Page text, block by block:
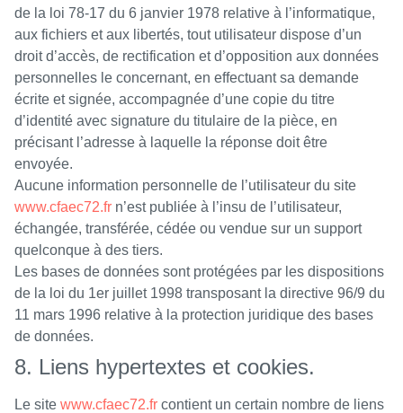
de la loi 78-17 du 6 janvier 1978 relative à l’informatique,
aux fichiers et aux libertés, tout utilisateur dispose d’un
droit d’accès, de rectification et d’opposition aux données
personnelles le concernant, en effectuant sa demande
écrite et signée, accompagnée d’une copie du titre
d’identité avec signature du titulaire de la pièce, en
précisant l’adresse à laquelle la réponse doit être
envoyée.
Aucune information personnelle de l’utilisateur du site
www.cfaec72.fr n’est publiée à l’insu de l’utilisateur,
échangée, transférée, cédée ou vendue sur un support
quelconque à des tiers.
Les bases de données sont protégées par les dispositions
de la loi du 1er juillet 1998 transposant la directive 96/9 du
11 mars 1996 relative à la protection juridique des bases
de données.
8. Liens hypertextes et cookies.
Le site www.cfaec72.fr contient un certain nombre de liens